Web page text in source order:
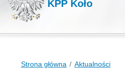
KPP Koło
Strona główna Aktualności